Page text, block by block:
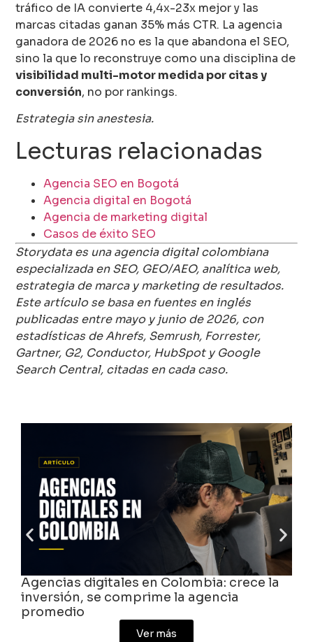
tráfico de IA convierte 4,4x-23x mejor y las
marcas citadas ganan 35% más CTR. La agencia
ganadora de 2026 no es la que abandona el SEO,
sino la que lo reconstruye como una disciplina de
visibilidad multi-motor medida por citas y
conversión, no por rankings.
Estrategia sin anestesia.
Lecturas relacionadas
Agencia SEO en Bogotá
Agencia digital en Bogotá
Agencia de marketing digital
Casos de éxito SEO
Storydata es una agencia digital colombiana
especializada en SEO, GEO/AEO, analítica web,
estrategia de marca y marketing de resultados.
Este artículo se basa en fuentes en inglés
publicadas entre mayo y junio de 2026, con
estadísticas de Ahrefs, Semrush, Forrester,
Gartner, G2, Conductor, HubSpot y Google
Search Central, citadas en cada caso.
Agencias digitales en Colombia: crece la
inversión, se comprime la agencia
promedio
Ver más